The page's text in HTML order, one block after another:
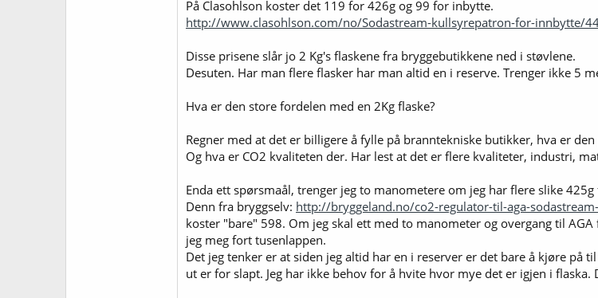
På Clasohlson koster det 119 for 426g og 99 for inbytte.
http://www.clasohlson.com/no/Sodastream-kullsyrepatron-for-innbytte/
Disse prisene slår jo 2 Kg's flaskene fra bryggebutikkene ned i støvlene.
Desuten. Har man flere flasker har man altid en i reserve. Trenger ikke 5
Hva er den store fordelen med en 2Kg flaske?
Regner med at det er billigere å fylle på branntekniske butikker, hva er den
Og hva er CO2 kvaliteten der. Har lest at det er flere kvaliteter, industri,
Enda ett spørsmaål, trenger jeg to manometere om jeg har flere slike 425g
Denn fra bryggselv: http://bryggeland.no/co2-regulator-til-aga-
koster "bare" 598. Om jeg skal ett med to manometer og overgang til
jeg meg fort tusenlappen.
Det jeg tenker er at siden jeg altid har en i reserver er det bare å kjøre på
ut er for slapt. Jeg har ikke behov for å hvite hvor mye det er igjen i flaska.